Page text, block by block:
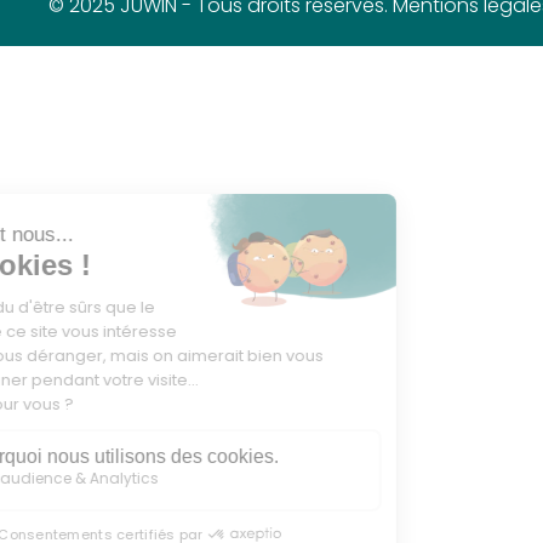
© 2025 JUWIN - Tous droits réservés. Mentions